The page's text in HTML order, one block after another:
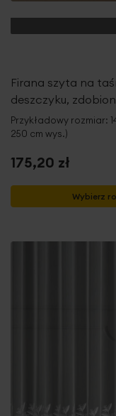
Firana szyta na
deszczyku,
Przykładowy rozmiar:
250 cm wys.)
175,20 zł
Wybierz